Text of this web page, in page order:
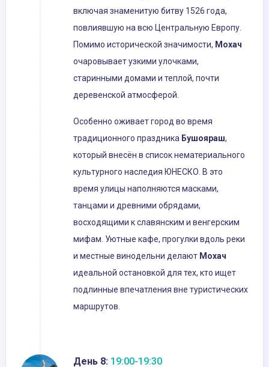
включая знаменитую битву 1526 года,
повлиявшую на всю Центральную Европу.
Помимо исторической значимости, Мохач
очаровывает узкими улочками,
старинными домами и теплой, почти
деревенской атмосферой.
Особенно оживает город во время
традиционного праздника Бушояраш,
который внесён в список нематериального
культурного наследия ЮНЕСКО. В это
время улицы наполняются масками,
танцами и древними обрядами,
восходящими к славянским и венгерским
мифам. Уютные кафе, прогулки вдоль реки
и местные винодельни делают Мохач
идеальной остановкой для тех, кто ищет
подлинные впечатления вне туристических
маршрутов.
День 8: 19:00-19:30